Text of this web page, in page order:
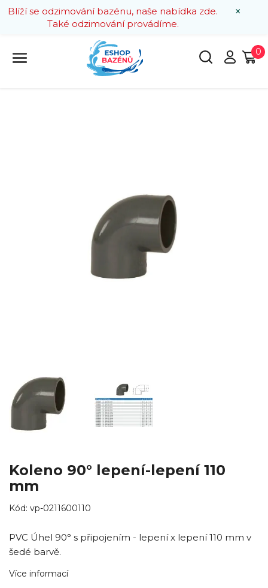
×
Blíží se odzimování bazénu, naše nabídka zde.
Také odzimování provádíme.
0
Koleno 90° lepení-lepení 110
mm
Kód: vp-0211600110
PVC Úhel 90° s připojením - lepení x lepení 110 mm v
šedé barvě.
Více informací